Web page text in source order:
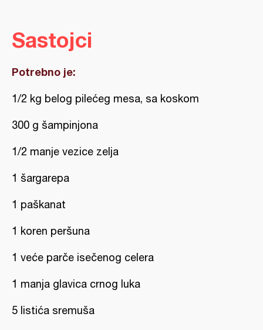
Sastojci
Potrebno je:
1/2 kg belog pilećeg mesa, sa koskom
300 g šampinjona
1/2 manje vezice zelja
1 šargarepa
1 paškanat
1 koren peršuna
1 veće parče isečenog celera
1 manja glavica crnog luka
5 listića sremuša